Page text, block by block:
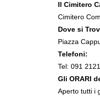
Il Cimitero
Cimitero
Dove si
Piazza
Telefoni:
Tel: 091
Gli ORARI
Aperto tutti i